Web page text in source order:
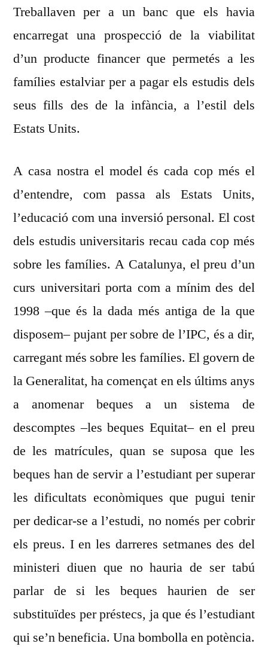
Treballaven per a un banc que els havia
encarregat una prospecció de la viabilitat
d’un producte financer que permetés a les
famílies estalviar per a pagar els estudis dels
seus fills des de la infància, a l’estil dels
Estats Units.
A casa nostra el model és cada cop més el
d’entendre, com passa als Estats Units,
l’educació com una inversió personal. El cost
dels estudis universitaris recau cada cop més
sobre les famílies. A Catalunya, el preu d’un
curs universitari porta com a mínim des del
1998 –que és la dada més antiga de la que
disposem– pujant per sobre de l’IPC, és a dir,
carregant més sobre les famílies. El govern de
la Generalitat, ha començat en els últims anys
a anomenar beques a un sistema de
descomptes –les beques Equitat– en el preu
de les matrícules, quan se suposa que les
beques han de servir a l’estudiant per superar
les dificultats econòmiques que pugui tenir
per dedicar-se a l’estudi, no només per cobrir
els preus. I en les darreres setmanes des del
ministeri diuen que no hauria de ser tabú
parlar de si les beques haurien de ser
substituïdes per préstecs, ja que és l’estudiant
qui se’n beneficia. Una bombolla en potència.